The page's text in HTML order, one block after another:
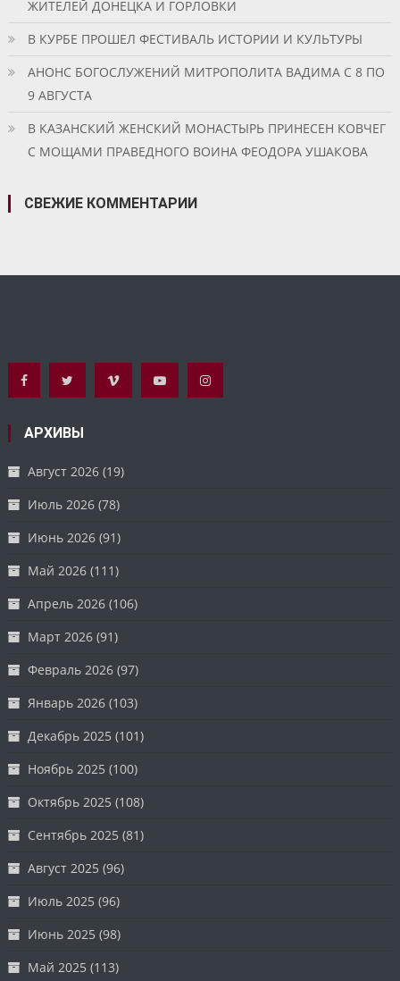
ЖИТЕЛЕЙ ДОНЕЦКА И ГОРЛОВКИ
В КУРБЕ ПРОШЕЛ ФЕСТИВАЛЬ ИСТОРИИ И КУЛЬТУРЫ
АНОНС БОГОСЛУЖЕНИЙ МИТРОПОЛИТА ВАДИМА С 8 ПО
9 АВГУСТА
В КАЗАНСКИЙ ЖЕНСКИЙ МОНАСТЫРЬ ПРИНЕСЕН КОВЧЕГ
С МОЩАМИ ПРАВЕДНОГО ВОИНА ФЕОДОРА УШАКОВА
СВЕЖИЕ КОММЕНТАРИИ
АРХИВЫ
Август 2026 (19)
Июль 2026 (78)
Июнь 2026 (91)
Май 2026 (111)
Апрель 2026 (106)
Март 2026 (91)
Февраль 2026 (97)
Январь 2026 (103)
Декабрь 2025 (101)
Ноябрь 2025 (100)
Октябрь 2025 (108)
Сентябрь 2025 (81)
Август 2025 (96)
Июль 2025 (96)
Июнь 2025 (98)
Май 2025 (113)